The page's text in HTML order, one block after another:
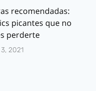
recomendadas:
picantes que no
perderte
2021